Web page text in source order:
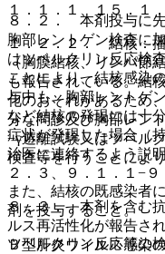
８．２． 本剤投与に
胸部レントゲン検査に
はツベルクリン反応検
ことにより、結核感染
与中も、胸部レントゲ
など結核の発現には十
症状が発現した場合（
治医に連絡するよう説
２．３、９．１．１−
８．３． 本剤を含む
ルス再活性化が報告さ
Ｂ型肝炎ウイルス感染
１．１．１、１５．１
１．２．２． 結核：
（胸膜結核、リンパ節
も報告されている。結
化のおそれがあるため
分な問診及び胸部レン
−γ遊離試験又はツベル
検査等を行うことによ
また、結核の既感染者
剤を投与すること。
ツベルクリン反応等の